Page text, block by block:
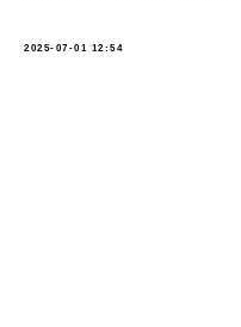
2025-07-01 12:54